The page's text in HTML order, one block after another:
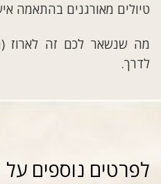
טיולים מאורגנים בהתאמה
מה שנשאר לכם זה לארוז
לדרך.
לפרטים נוספים על